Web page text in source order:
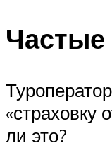
«страховку
ли это?